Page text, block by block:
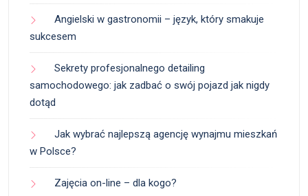
Angielski w gastronomii – język, który smakuje
sukcesem
Sekrety profesjonalnego detailing
samochodowego: jak zadbać o swój pojazd jak nigdy
dotąd
Jak wybrać najlepszą agencję wynajmu mieszkań
w Polsce?
Zajęcia on-line – dla kogo?